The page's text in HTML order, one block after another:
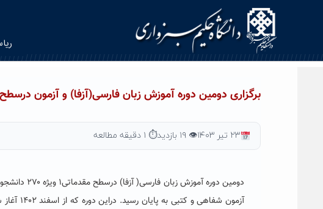
برگزاری دومین دوره آموزش زبان فارسی(آزفا) و آزمون درسطح مقدماتی۱ به دانشجویان عراقی
۲۳ تیر ۱۴۰۳ 👁 ۱۹ بازدید ⏱ ۱ دقیقه مطالعه
آزمون